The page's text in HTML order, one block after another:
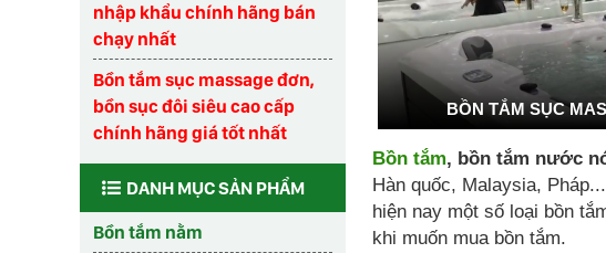
nhập khẩu chính hãng bán
chạy nhất
Bồn tắm sục massage đơn,
bồn sục đôi siêu cao cấp
chính hãng giá tốt nhất
DANH MỤC SẢN PHẨM
Bồn tắm nằm
BỒN TẮM SỤC
Bồn tắm, bồn tắm nước
Hàn quốc, Malaysia,
hiện nay một số loại bồn
khi muốn mua bồn tắm.